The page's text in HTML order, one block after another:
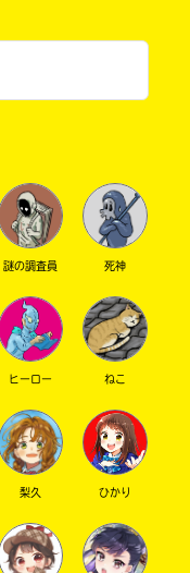
謎の調査員 死神
ヒーロー ねこ
梨久 ひかり